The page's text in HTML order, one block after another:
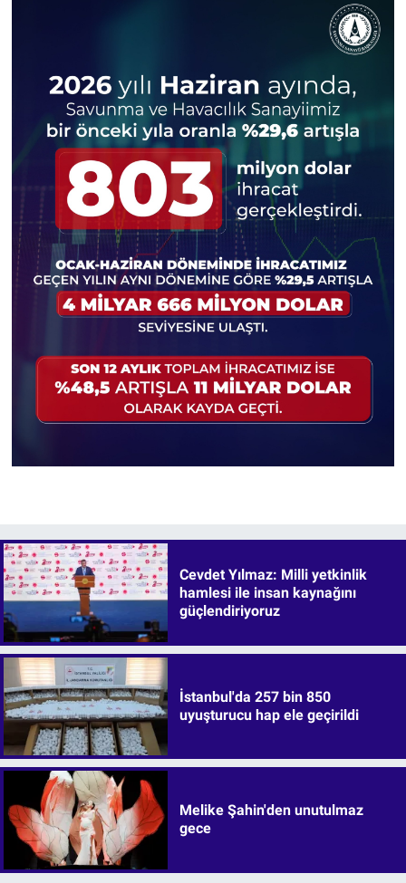
Cevdet Yılmaz: Milli yetkinlik
hamlesi ile insan kaynağını
güçlendiriyoruz
İstanbul'da 257 bin 850
uyuşturucu hap ele geçirildi
Melike Şahin'den unutulmaz
gece